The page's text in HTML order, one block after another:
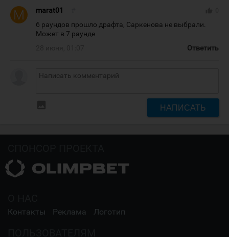
marat01
6 раундов прошло драфта, Саркенова не выбрали.
Может в 7 раунде
Ответить
НАПИСАТЬ
Контакты Реклама Логотип